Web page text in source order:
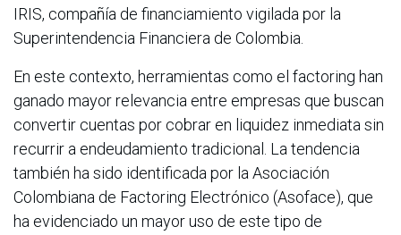
IRIS, compañía de financiamiento vigilada por la
Superintendencia Financiera de Colombia.
En este contexto, herramientas como el factoring han
ganado mayor relevancia entre empresas que buscan
convertir cuentas por cobrar en liquidez inmediata sin
recurrir a endeudamiento tradicional. La tendencia
también ha sido identificada por la Asociación
Colombiana de Factoring Electrónico (Asoface), que
ha evidenciado un mayor uso de este tipo de